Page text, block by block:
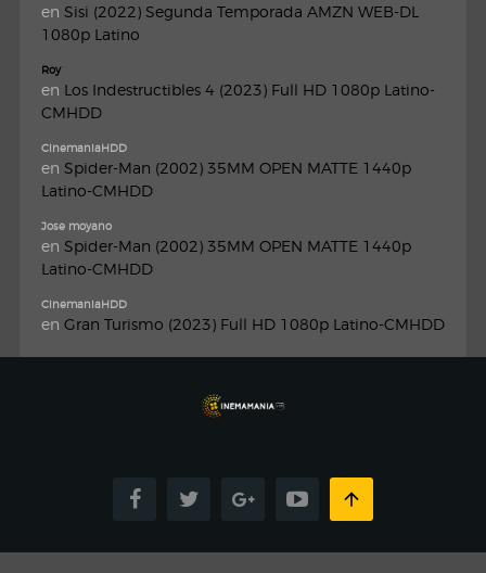
en Sisi (2022) Segunda Temporada AMZN WEB-DL
1080p Latino
Roy
en Los Indestructibles 4 (2023) Full HD 1080p Latino-
CMHDD
CinemaniaHDD
en Spider-Man (2002) 35MM OPEN MATTE 1440p
Latino-CMHDD
Jose moyano
en Spider-Man (2002) 35MM OPEN MATTE 1440p
Latino-CMHDD
CinemaniaHDD
en Gran Turismo (2023) Full HD 1080p Latino-CMHDD